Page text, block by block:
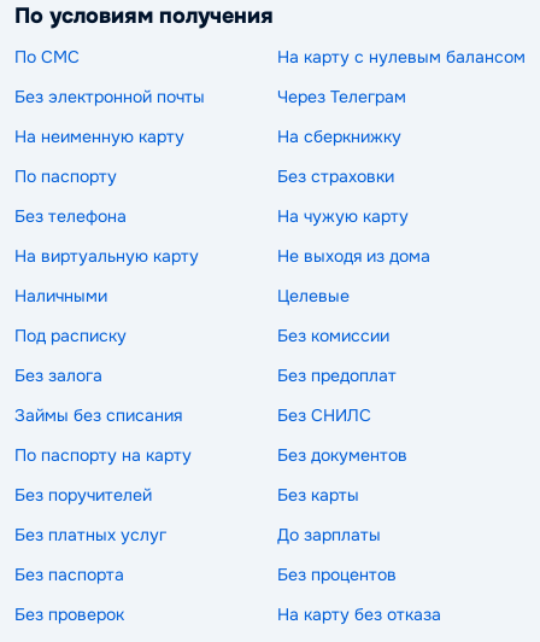
По условиям получения
По СМС
На карту с нулевым балансом
Без электронной почты
Через Телеграм
На неименную карту
На сберкнижку
По паспорту
Без страховки
Без телефона
На чужую карту
На виртуальную карту
Не выходя из дома
Наличными
Целевые
Под расписку
Без комиссии
Без залога
Без предоплат
Займы без списания
Без СНИЛС
По паспорту на карту
Без документов
Без поручителей
Без карты
Без платных услуг
До зарплаты
Без паспорта
Без процентов
Без проверок
На карту без отказа